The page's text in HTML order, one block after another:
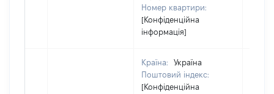
Номер квартири:
[Конфіденційна
інформація]
Країна:
Україна
Поштовий індекс:
[Конфіденційна